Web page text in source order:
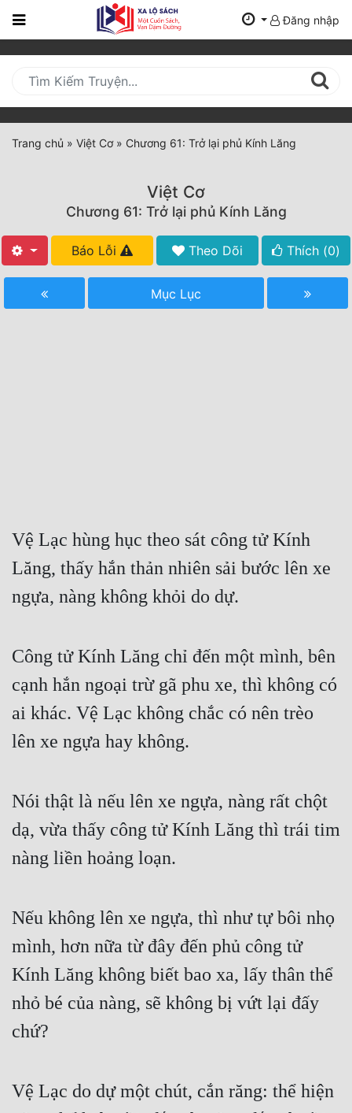
Trang
Mới
Cập
Nhật
(current)
Tất Cả
Truyện ngắn
Xa Lộ Dịch
Cạnh Kỹ
Cổ Tiên Hiệp
Cổ Đại
Du Hí
Dị Giới
Dị Năng
Góc Nhìn Nữ
Huyền Huyễn
Huyền Nghi
Huyền Ảo
Hệ Thống
Đăng nhập
Trang chủ » Việt Cơ» Chương 61: Trở lại phủ Kính Lăng
Việt Cơ
Chương 61: Trở lại phủ Kính Lăng
Báo Lỗi Theo Dõi Thích (0)
Mục Lục
Vệ Lạc hùng hục theo sát công tử Kính
Lăng, thấy hắn thản nhiên sải bước lên xe
ngựa, nàng không khỏi do dự.
Công tử Kính Lăng chỉ đến một mình, bên
cạnh hắn ngoại trừ gã phu xe, thì không có
ai khác. Vệ Lạc không chắc có nên trèo
lên xe ngựa hay không.
Nói thật là nếu lên xe ngựa, nàng rất chột
dạ, vừa thấy công tử Kính Lăng thì trái tim
nàng liền hoảng loạn.
Nếu không lên xe ngựa, thì như tự bôi nhọ
mình, hơn nữa từ đây đến phủ công tử
Kính Lăng không biết bao xa, lấy thân thể
nhỏ bé của nàng, sẽ không bị vứt lại đấy
chứ?
Vệ Lạc do dự một chút, cắn răng: thể hiện